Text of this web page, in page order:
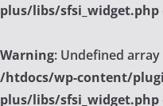
plus/libs/sfsi_widget.php
Warning: Undefined
/htdocs/wp-content/
plus/libs/sfsi_widget.php